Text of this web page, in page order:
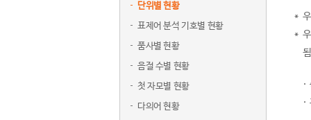
단위별 현황
표제어 분석 기호별 현황
품사별 현황
음절 수별 현황
첫 자모별 현황
다의어 현황